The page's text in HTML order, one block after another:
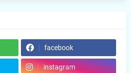
facebook
instagram